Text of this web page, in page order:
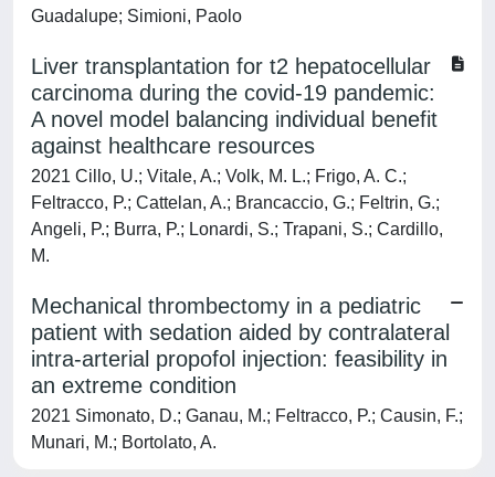
Guadalupe; Simioni, Paolo
Liver transplantation for t2 hepatocellular
carcinoma during the covid-19 pandemic:
A novel model balancing individual benefit
against healthcare resources
2021 Cillo, U.; Vitale, A.; Volk, M. L.; Frigo, A. C.;
Feltracco, P.; Cattelan, A.; Brancaccio, G.; Feltrin, G.;
Angeli, P.; Burra, P.; Lonardi, S.; Trapani, S.; Cardillo,
M.
Mechanical thrombectomy in a pediatric
patient with sedation aided by contralateral
intra-arterial propofol injection: feasibility in
an extreme condition
2021 Simonato, D.; Ganau, M.; Feltracco, P.; Causin, F.;
Munari, M.; Bortolato, A.